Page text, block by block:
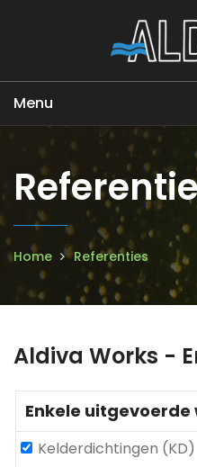
Menu
Home Referenties
Aldiva Works -
Enkele uitgevoerde
Kelderdichtingen (KD)